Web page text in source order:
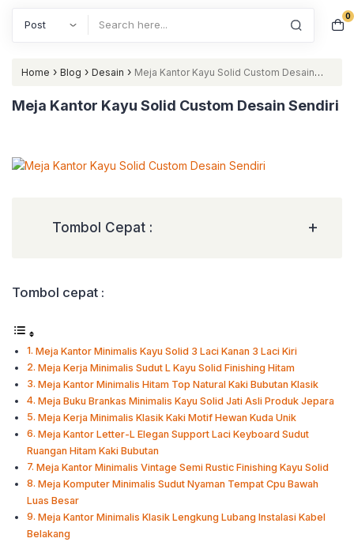
0
Home › Blog › Desain › Meja Kantor Kayu Solid Custom Desain
Sendiri
Meja Kantor Kayu Solid Custom Desain Sendiri
Tombol Cepat : +
Tombol cepat :
Meja Kantor Minimalis Kayu Solid 3 Laci Kanan 3 Laci Kiri
Meja Kerja Minimalis Sudut L Kayu Solid Finishing Hitam
Meja Kantor Minimalis Hitam Top Natural Kaki Bubutan Klasik
Meja Buku Brankas Minimalis Kayu Solid Jati Asli Produk Jepara
Meja Kerja Minimalis Klasik Kaki Motif Hewan Kuda Unik
Meja Kantor Letter-L Elegan Support Laci Keyboard Sudut
Ruangan Hitam Kaki Bubutan
Meja Kantor Minimalis Vintage Semi Rustic Finishing Kayu Solid
Meja Komputer Minimalis Sudut Nyaman Tempat Cpu Bawah
Luas Besar
Meja Kantor Minimalis Klasik Lengkung Lubang Instalasi Kabel
Belakang